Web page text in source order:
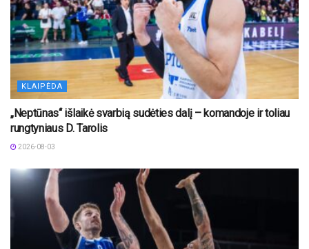
KLAIPĖDA
„Neptūnas“ išlaikė svarbią sudėties dalį – komandoje ir toliau
rungtyniaus D. Tarolis
2026-08-03